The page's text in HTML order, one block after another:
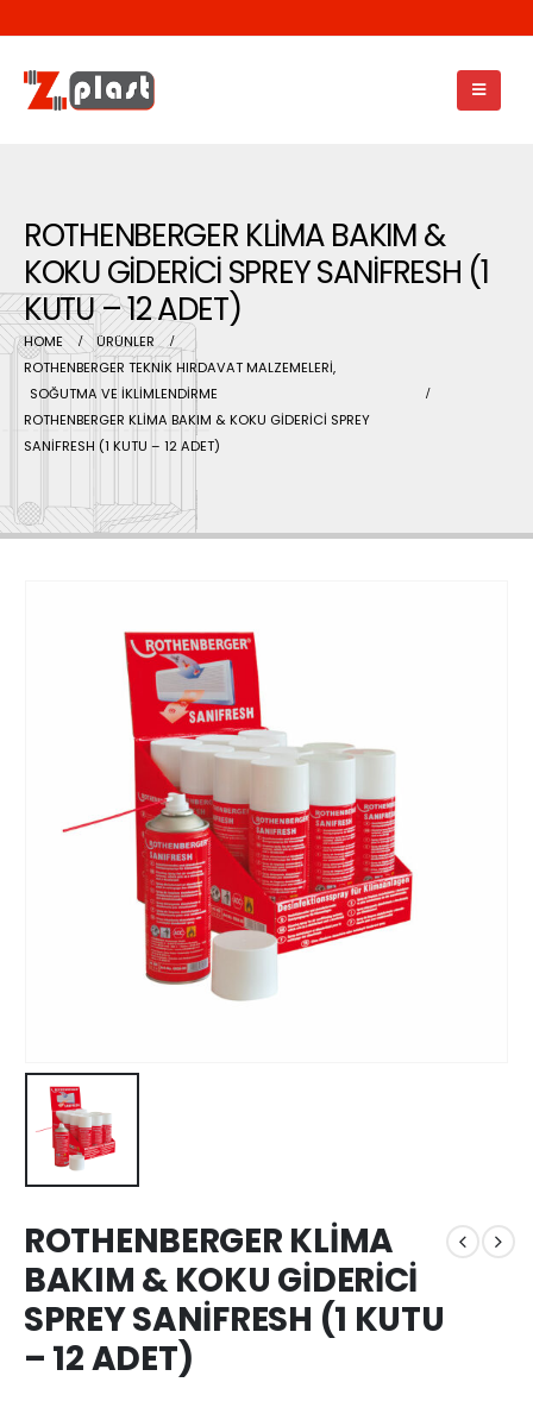
ROTHENBERGER KLİMA BAKIM &
KOKU GİDERİCİ SPREY SANİFRESH (1
KUTU – 12 ADET)
HOME
ÜRÜNLER
ROTHENBERGER TEKNİK HIRDAVAT MALZEMELERİ,
SOĞUTMA VE İKLİMLENDİRME
ROTHENBERGER KLİMA BAKIM & KOKU GİDERİCİ SPREY
SANİFRESH (1 KUTU – 12 ADET)
ROTHENBERGER KLİMA
BAKIM & KOKU GİDERİCİ
SPREY SANİFRESH (1 KUTU
– 12 ADET)